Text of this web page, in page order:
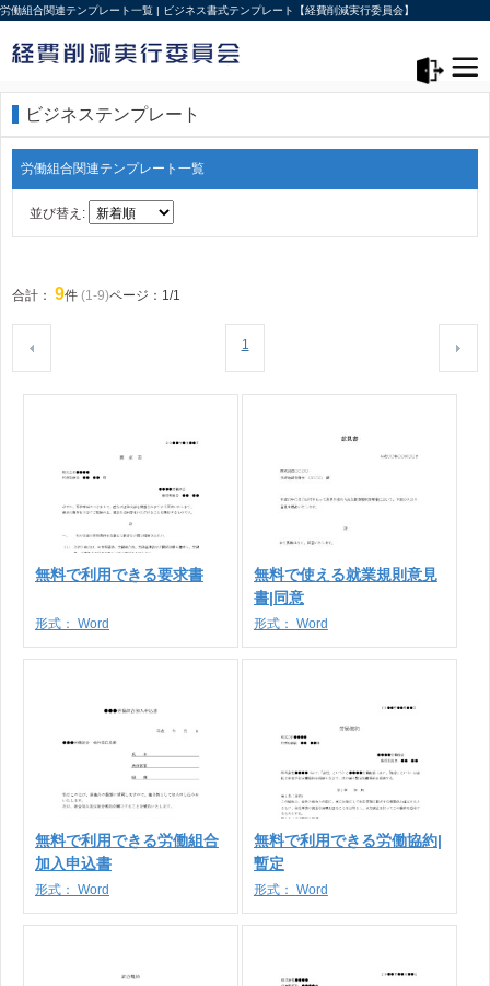
労働組合関連テンプレート一覧 | ビジネス書式テンプレート【経費削減実行委員会】
ビジネステンプレート
労働組合関連テンプレート一覧
並び替え:
合計： 9件 (1-9)ページ：1/1
1
無料で利用できる要求書
形式： Word
無料で使える就業規則意見
書|同意
形式： Word
無料で利用できる労働組合
加入申込書
形式： Word
無料で利用できる労働協約|
暫定
形式： Word